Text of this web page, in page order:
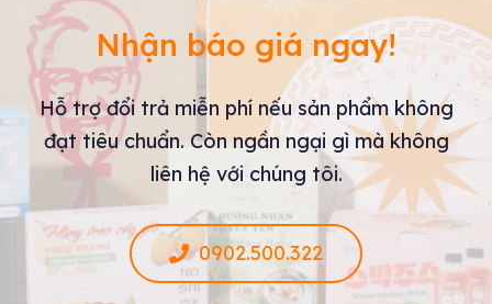
Nhận báo giá ngay!
Hỗ trợ đổi trả miễn phí nếu sản phẩm không
đạt tiêu chuẩn. Còn ngần ngại gì mà không
liên hệ với chúng tôi.
0902.500.322